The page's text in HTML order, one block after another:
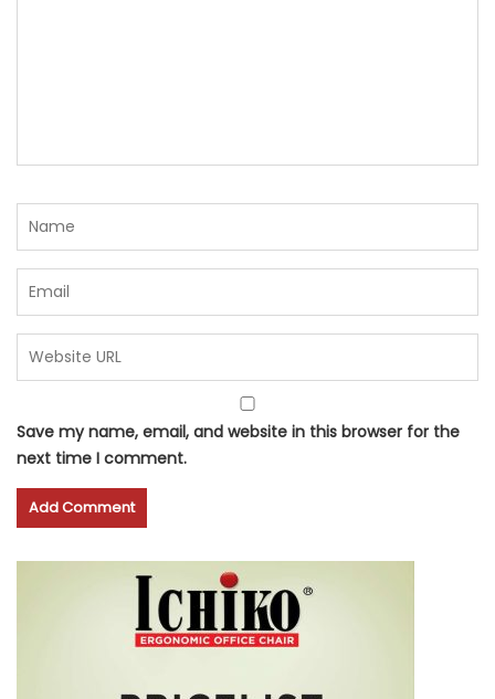
Save my name, email, and website in this browser for the
next time I comment.